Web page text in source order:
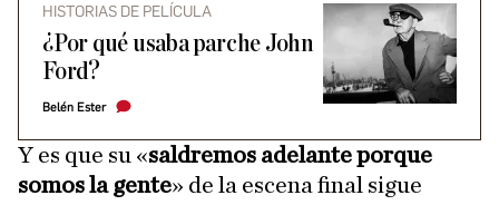
HISTORIAS DE PELÍCULA
¿Por qué usaba parche John
Ford?
Belén Ester
Y es que su «saldremos adelante porque
somos la gente» de la escena final sigue